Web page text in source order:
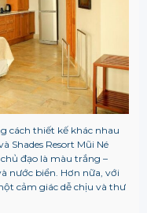
cách thiết kế khác nhau
Shades Resort Mũi Né
đạo là màu trắng –
nước biển. Hơn nữa, với
cảm giác dễ chịu và thư